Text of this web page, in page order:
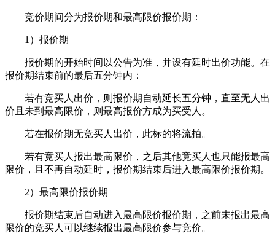
竞价期间分为报价期和最高限价报价期：
1）报价期
报价期的开始时间以公告为准，并设有延时出价功能。在
报价期结束前的最后五分钟内：
若有竞买人出价，则报价期自动延长五分钟，直至无人出
价且未到最高限价，则最高报价方成为买受人。
若在报价期无竞买人出价，此标的将流拍。
若有竞买人报出最高限价，之后其他竞买人也只能报最高
限价，且不再自动延时，报价期结束后进入最高限价报价期。
2）最高限价报价期
报价期结束后自动进入最高限价报价期，之前未报出最高
限价的竞买人可以继续报出最高限价参与竞价。